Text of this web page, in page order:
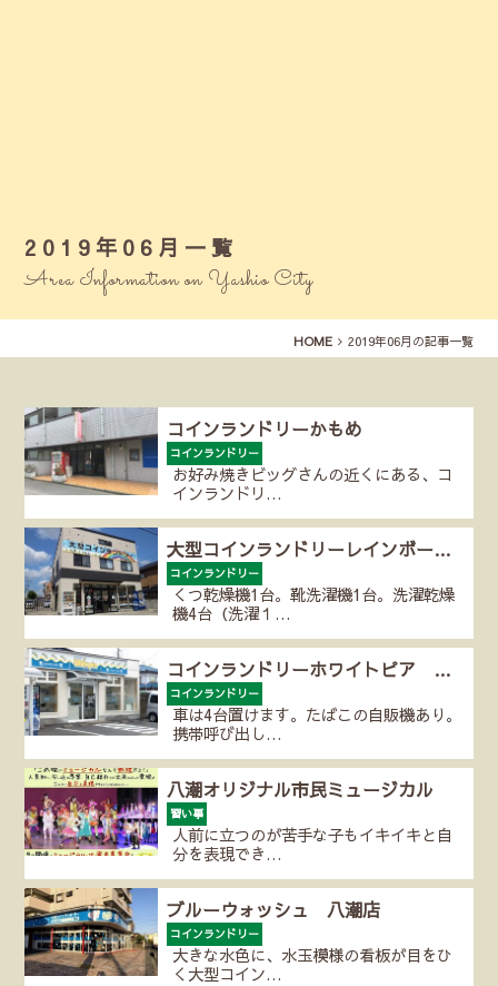
2019年06月一覧
Area Information on Yashio City
HOME 2019年06月の記事一覧
コインランドリーかもめ
コインランドリー
お好み焼きビッグさんの近くにある、コ
インランドリ…
大型コインランドリーレインボー…
コインランドリー
くつ乾燥機1台。靴洗濯機1台。洗濯乾燥
機4台（洗濯１…
コインランドリーホワイトピア …
コインランドリー
車は4台置けます。たばこの自販機あり。
携帯呼び出し…
八潮オリジナル市民ミュージカル
習い事
人前に立つのが苦手な子もイキイキと自
分を表現でき…
ブルーウォッシュ 八潮店
コインランドリー
大きな水色に、水玉模様の看板が目をひ
く大型コイン…